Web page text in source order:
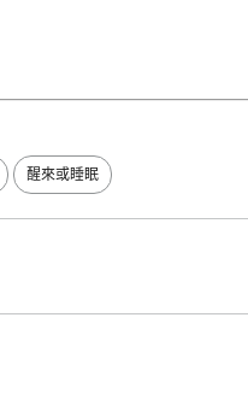
醒來或睡眠